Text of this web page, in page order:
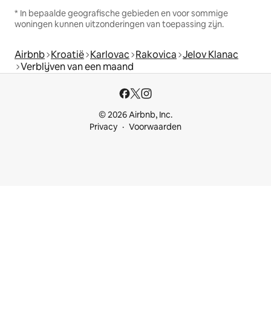
* In bepaalde geografische gebieden en voor sommige
woningen kunnen uitzonderingen van toepassing zijn.
Airbnb Kroatië Karlovac Rakovica Jelov Klanac
Verblijven van een maand
© 2026 Airbnb, Inc.
Privacy
Voorwaarden